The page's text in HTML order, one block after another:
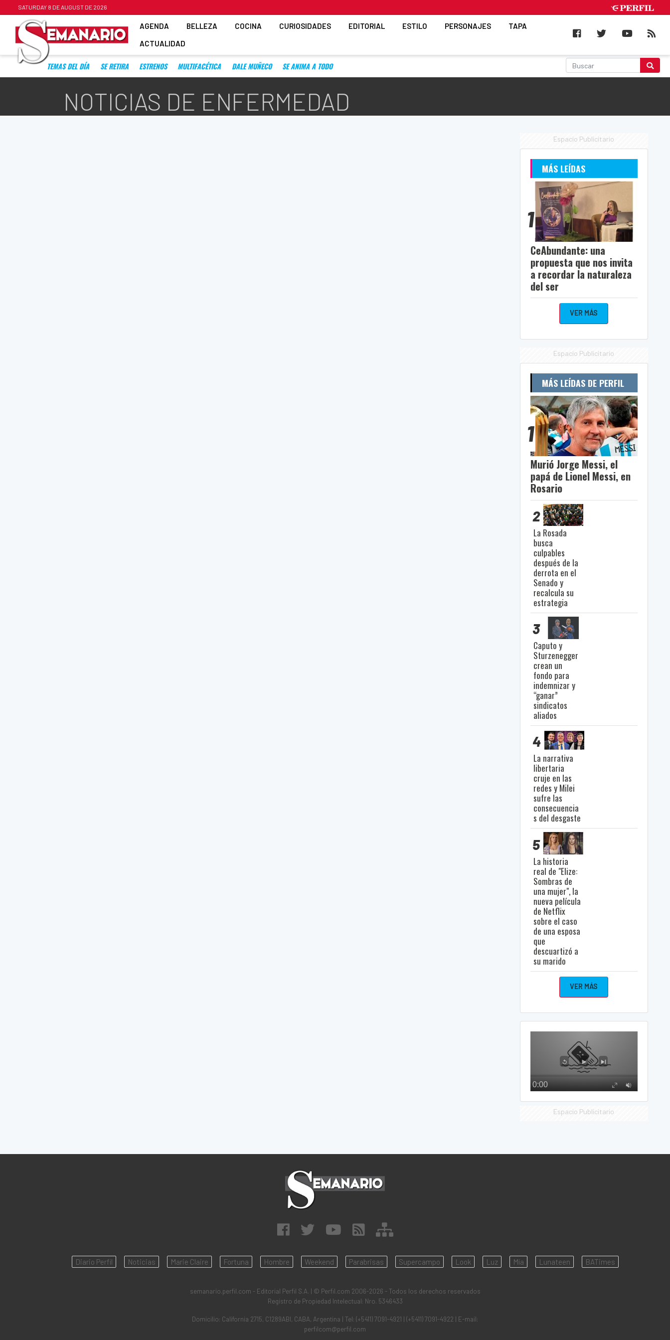
SATURDAY 8 DE AUGUST DE 2026
AGENDA BELLEZA COCINA CURIOSIDADES EDITORIAL ESTILO PERSONAJES
TAPA
ACTUALIDAD
TEMAS DEL DÍA SE RETIRA ESTRENOS MULTIFACÉTICA DALE MUÑECO SE ANIMA A TODO
NOTICIAS DE ENFERMEDAD
Espacio Publicitario
MÁS LEÍDAS
1
CeAbundante: una
propuesta que nos invita
a recordar la naturaleza
del ser
VER MÁS
Espacio Publicitario
MÁS LEÍDAS DE PERFIL
1
Murió Jorge Messi, el
papá de Lionel Messi, en
Rosario
2
La Rosada
busca
culpables
después de la
derrota en el
Senado y
recalcula su
estrategia
3
Caputo y
Sturzenegger
crean un
fondo para
indemnizar y
“ganar”
sindicatos
aliados
4
La narrativa
libertaria
cruje en las
redes y Milei
sufre las
consecuencia
s del desgaste
5
La historia
real de "Elize:
Sombras de
una mujer", la
nueva película
de Netflix
sobre el caso
de una esposa
que
descuartizó a
su marido
VER MÁS
Espacio Publicitario
Diario Perfil Noticias Marie Claire Fortuna Hombre Weekend Parabrisas Supercampo Look Luz Mía Lunateen BATimes
semanario.perfil.com - Editorial Perfil S.A. | © Perfil.com 2006-2026 - Todos los derechos reservados
Registro de Propiedad Intelectual: Nro. 5346433
Domicilio: California 2715, C1289ABI, CABA, Argentina | Tel: (+5411) 7091-4921 | (+5411) 7091-4922 | E-mail:
perfilcom@perfil.com